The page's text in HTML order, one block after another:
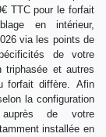
TTC pour le forfait
en intérieur,
via les points de
de votre
triphasée et autres
forfait diffère. Afin
la configuration
auprès de votre
installée en